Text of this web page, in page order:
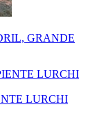
GRANDE
LURCHI